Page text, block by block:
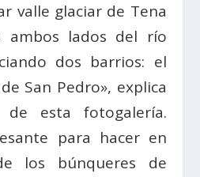
valle glaciar de Tena
ambos lados del río
dos barrios: el
San Pedro», explica
de esta fotogalería.
para hacer en
los búnqueres de